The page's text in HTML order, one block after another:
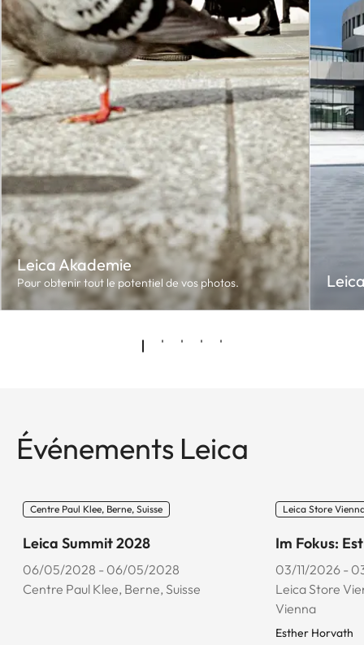
Leica Akademie
Pour obtenir tout le potentiel de vos photos.
Événements Leica
Centre Paul Klee, Berne, Suisse
Leica Summit 2028
06/05/2028 - 06/05/2028
Centre Paul Klee, Berne, Suisse
Leica Store
Im Fokus:
03/11/2026 -
Leica Store
Vienna
Esther Horvath